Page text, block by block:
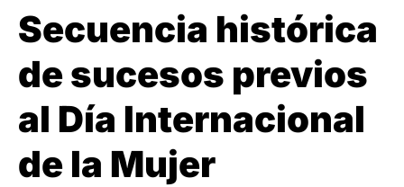
Secuencia histórica
de sucesos previos
al Día Internacional
de la Mujer